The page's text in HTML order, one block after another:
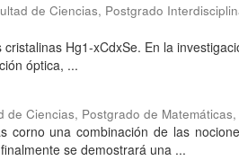
de Ciencias, Postgrado
Hg1-xCdxSe. En la
óptica, ...
de Ciencias, Postgrado de Matemáticas,
corno una combinación de las
se demostrará una ...